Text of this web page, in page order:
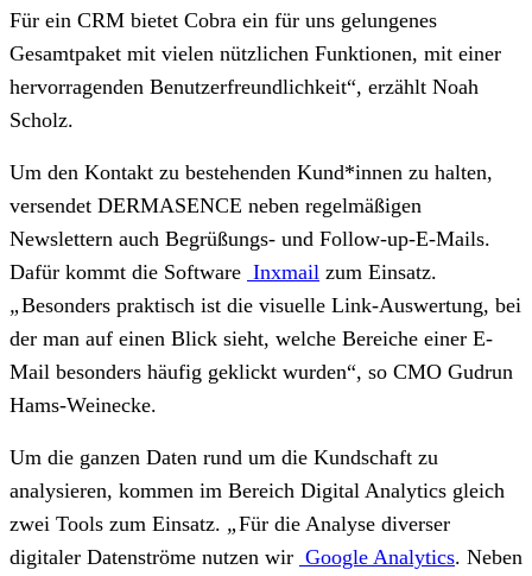
Für ein CRM bietet Cobra ein für uns gelungenes
Gesamtpaket mit vielen nützlichen Funktionen, mit einer
hervorragenden Benutzerfreundlichkeit“, erzählt Noah
Scholz.
Um den Kontakt zu bestehenden Kund*innen zu halten,
versendet DERMASENCE neben regelmäßigen
Newslettern auch Begrüßungs- und Follow-up-E-Mails.
Dafür kommt die Software Inxmail zum Einsatz.
„Besonders praktisch ist die visuelle Link-Auswertung, bei
der man auf einen Blick sieht, welche Bereiche einer E-
Mail besonders häufig geklickt wurden“, so CMO Gudrun
Hams-Weinecke.
Um die ganzen Daten rund um die Kundschaft zu
analysieren, kommen im Bereich Digital Analytics gleich
zwei Tools zum Einsatz. „Für die Analyse diverser
digitaler Datenströme nutzen wir Google Analytics. Neben